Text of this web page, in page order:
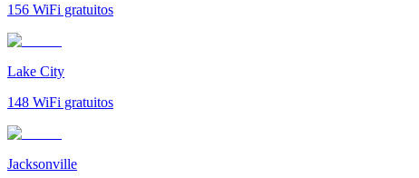
156 WiFi gratuitos
Lake City
148 WiFi gratuitos
Jacksonville